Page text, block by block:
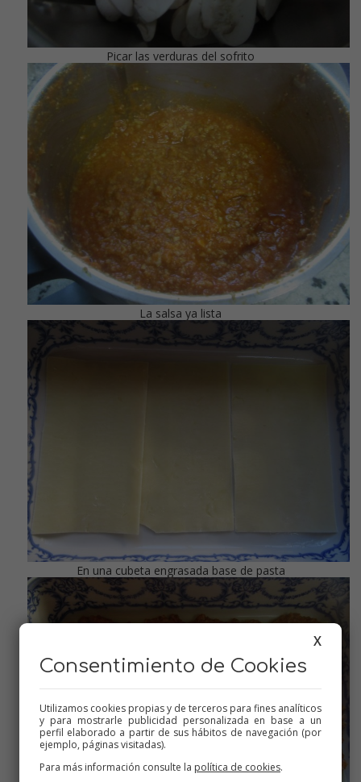
Picar las verduras del sofrito
La salsa ya lista
En una cubeta engrasada base de pasta
X
Consentimiento de Cookies
Utilizamos cookies propias y de terceros para fines analíticos
y para mostrarle publicidad personalizada en base a un
perfil elaborado a partir de sus hábitos de navegación (por
ejemplo, páginas visitadas).
Para más información consulte la política de cookies.